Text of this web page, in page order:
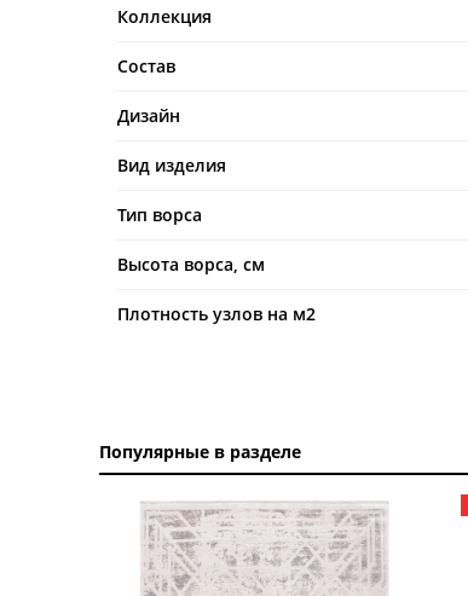
Коллекция
Состав
Дизайн
Вид изделия
Тип ворса
Высота ворса, см
Плотность узлов на м2
Популярные в разделе